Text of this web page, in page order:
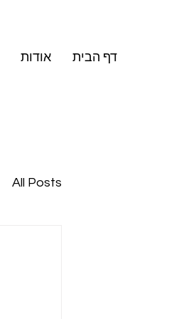
אודות דף הבית
All Posts